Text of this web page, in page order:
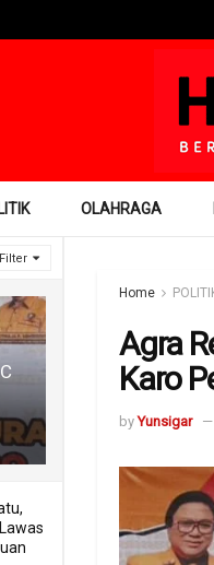
Filter
OLAHRAGA
Home
Agra
Karo
by Yunsigar